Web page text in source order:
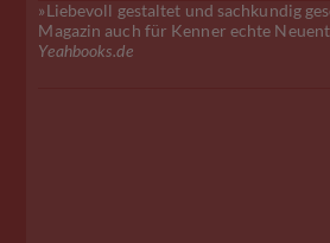
»Liebevoll gestaltet und sachkundig
Magazin auch für Kenner echte
Yeahbooks.de